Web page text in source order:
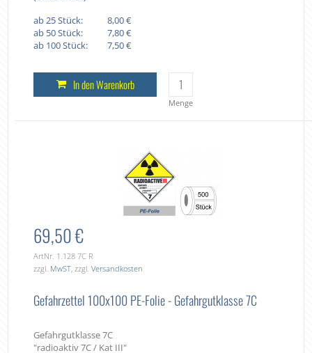
ab 25 Stück:
8,00 €
ab 50 Stück:
7,80 €
ab 100 Stück:
7,50 €
Menge
In den Warenkorb
69,50 €
ArtNr. 1.128 7C R
zzgl. MwST, zzgl.Versandkosten
Gefahrzettel 100x100 PE-Folie - Gefahrgutklasse 7C
Gefahrgutklasse 7C
"radioaktiv 7C / Kat III"